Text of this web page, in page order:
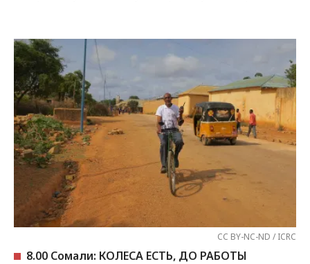
CC BY-NC-ND / ICRC
8.00 Сомали: КОЛЕСА ЕСТЬ, ДО РАБОТЫ